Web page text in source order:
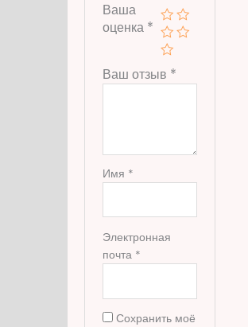
Ваша
оценка *
Ваш отзыв *
Имя *
Электронная
почта *
Сохранить моё